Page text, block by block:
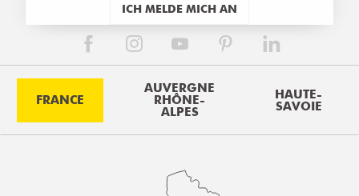
ICH MELDE MICH AN
FRANCE
AUVERGNE
RHÔNE-
ALPES
HAUTE-
SAVOIE